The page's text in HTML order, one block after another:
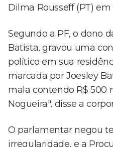
Dilma Rousseff (PT) em
Segundo a PF, o dono
Batista, gravou uma
político em sua
marcada por Joesley
mala contendo R$ 500
Nogueira", disse a
O parlamentar negou
irregularidade, e a